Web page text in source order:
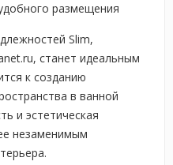
размещения
Slim,
станет идеальным
к созданию
в ванной
и эстетическая
незаменимым